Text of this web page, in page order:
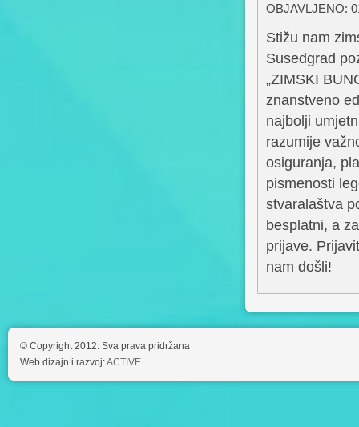
OBJAVLJENO:
Stižu nam
Susedgrad
„ZIMSKI
znanstveno
najbolji
razumije
osiguranja,
pismenosti
stvaralaštva
besplatni, a
prijave.
nam došli!
© Copyright 2012. Sva prava pridržana
Web dizajn i razvoj:ACTIVE